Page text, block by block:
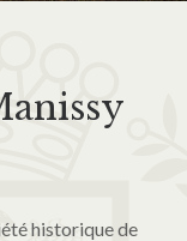
historique de